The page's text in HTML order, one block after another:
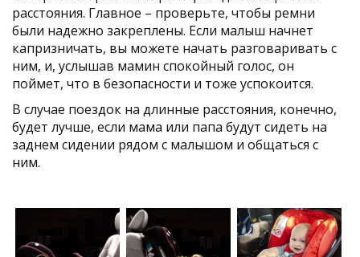
расстояния. Главное – проверьте, чтобы ремни
были надежно закреплены. Если малыш начнет
капризничать, вы можете начать разговаривать с
ним, и, услышав мамин спокойный голос, он
поймет, что в безопасности и тоже успокоится.
В случае поездок на длинные расстояния, конечно,
будет лучше, если мама или папа будут сидеть на
заднем сидении рядом с малышом и общаться с
ним.